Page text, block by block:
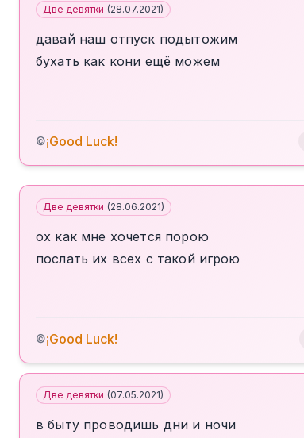
Две девятки (28.07.2021)
давай наш отпуск подытожим
бухать как кони ещё можем
©¡Good Luck!
Две девятки (28.06.2021)
ох как мне хочется порою
послать их всех с такой игрою
©¡Good Luck!
Две девятки (07.05.2021)
в быту проводишь дни и ночи